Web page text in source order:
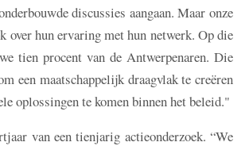
discussies aangaan. Maar onze
over hun ervaring met hun netwerk. Op die
tien procent van de Antwerpenaren. Die
een maatschappelijk draagvlak te creëren
oplossingen te komen binnen het beleid."
van een tienjarig actieonderzoek. “We